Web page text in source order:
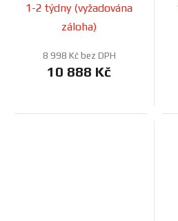
1-2 týdny (vyžadována
záloha)
8 998 Kč bez DPH
10 888 Kč